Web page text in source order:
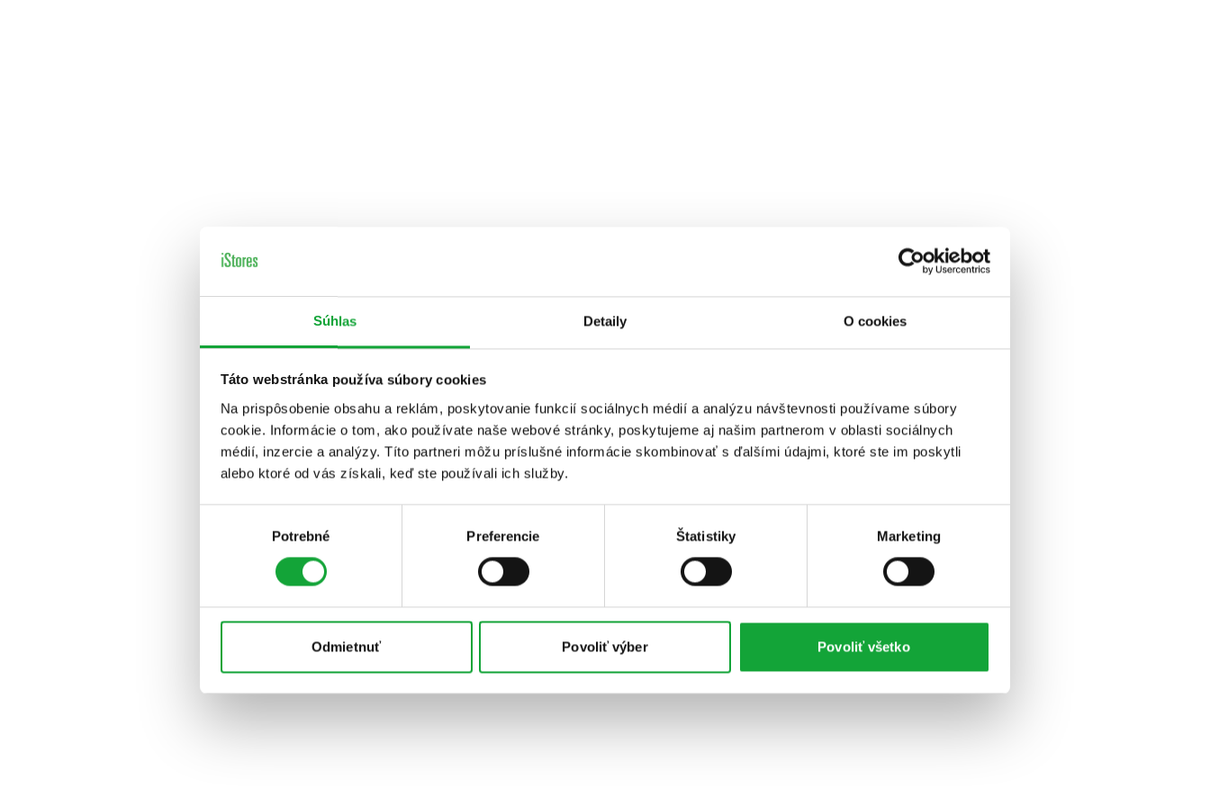
Súhlas Detaily O cookies
Táto webstránka používa súbory cookies
Na prispôsobenie obsahu a reklám, poskytovanie funkcií sociálnych médií a analýzu návštevnosti používame súbory
cookie. Informácie o tom, ako používate naše webové stránky, poskytujeme aj našim partnerom v oblasti sociálnych
médií, inzercie a analýzy. Títo partneri môžu príslušné informácie skombinovať s ďalšími údajmi, ktoré ste im poskytli
alebo ktoré od vás získali, keď ste používali ich služby.
Potrebné Preferencie Štatistiky Marketing
Odmietnuť Povoliť výber Povoliť všetko